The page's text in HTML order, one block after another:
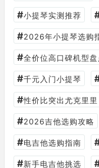
#小提琴实测推荐
#2026年小提琴选购
#全价位高口碑机型盘
#千元入门小提琴
#性价比突出尤克里里
#2026吉他选购攻略
#电吉他选购指南
#新手电吉他挑选